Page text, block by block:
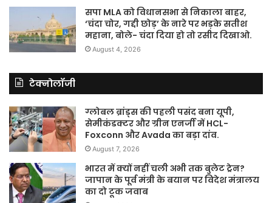
सपा MLA को विधानसभा से निकाला बाहर,
‘चंदा चोर, गद्दी छोड़’ के नारे पर भड़के सतीश
महाना, बोले- चंदा दिया हो तो रसीद दिखाओ.
August 4, 2026
टेक्नोलॉजी
ग्लोबल ब्रांड्स की पहली पसंद बना यूपी,
सेमीकंडक्टर और ग्रीन एनर्जी में HCL-
Foxconn और Avada का बड़ा दांव.
August 7, 2026
भारत में क्यों नहीं चली अभी तक बुलेट ट्रेन?
जापान के पूर्व मंत्री के बयान पर विदेश मंत्रालय
का दो टूक जवाब